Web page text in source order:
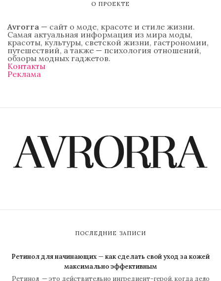
О ПРОЕКТЕ
Avrorra — сайт о моде, красоте и стиле жизни.
Самая актуальная информация из мира моды,
красоты, культуры, светской жизни, гастрономии,
путешествий, а также — психология отношений,
обзоры модных гаджетов.
Контакты
Реклама
ПОСЛЕДНИЕ ЗАПИСИ
Ретинол для начинающих — как сделать свой уход за кожей
максимально эффективным
Ретинол — это действительно ингредиент-герой, когда дело